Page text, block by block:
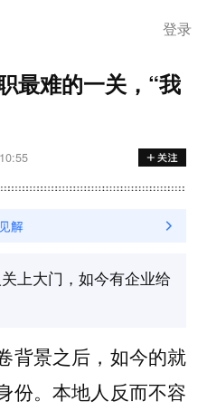
登录
最难的一关，“我
上大门，如今有企业给
背景之后，如今的就
份。本地人反而不容